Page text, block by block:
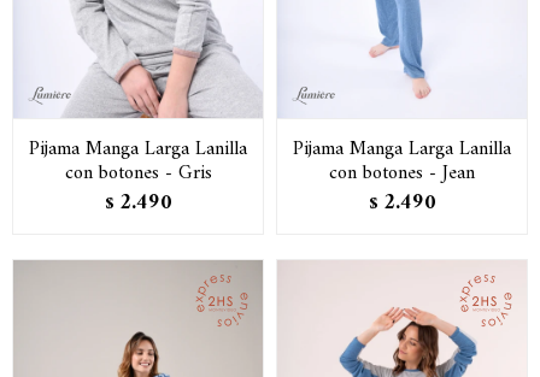
Pijama Manga Larga Lanilla
con botones - Gris
$ 2.490
Pijama Manga Larga Lanilla
con botones - Jean
$ 2.490